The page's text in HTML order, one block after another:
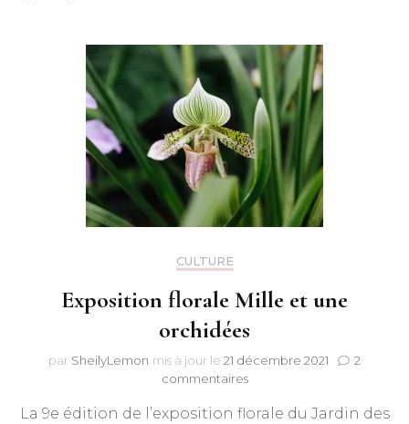
CULTURE
Exposition florale Mille et une
orchidées
par SheilyLemon mis à jour le 21 décembre 2021
2
commentairessur
florale
La 9e édition de l’exposition florale du Jardin des